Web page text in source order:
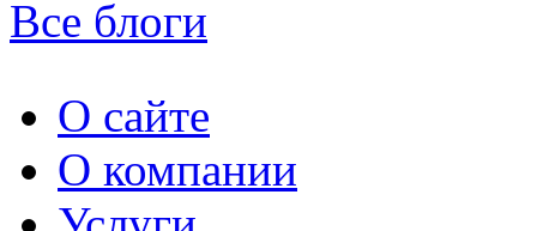
Все блоги
О сайте
О компании